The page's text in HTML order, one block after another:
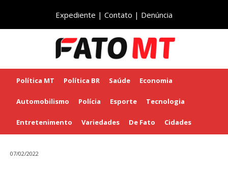
Expediente | Contato | Denúncia
Política MT Política BR Saúde Economia
Automobilismo Polícia Esporte Tecnologia
Entretenimento Variedades De Fato Cidades
07/02/2022